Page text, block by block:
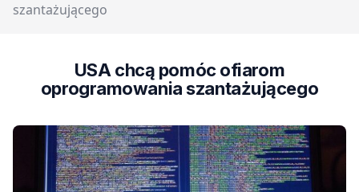
szantażującego
USA chcą pomóc ofiarom
oprogramowania szantażującego